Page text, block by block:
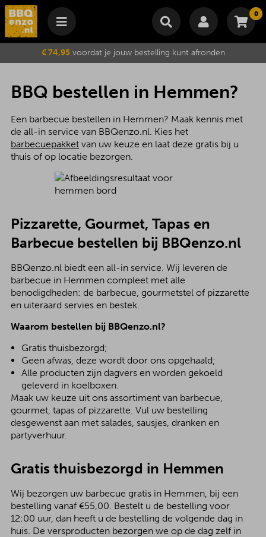
0
Winkelmand
Je winkelwagen is momenteel leeg.
Subtotaal €
Wijzig winkelmand
€ 74,95voordat je jouw bestelling kunt afronden
BBQ bestellen in Hemmen?
Een barbecue bestellen in Hemmen? Maak kennis met
de all-in service van BBQenzo.nl. Kies het
barbecuepakketvan uw keuze en laat deze gratis bij u
thuis of op locatie bezorgen.
Pizzarette, Gourmet, Tapas en
Barbecue bestellen bij BBQenzo.nl
BBQenzo.nl biedt een all-in service. Wij leveren de
barbecue in Hemmen compleet met alle
benodigdheden: de barbecue, gourmetstel of pizzarette
en uiteraard servies en bestek.
Waarom bestellen bij BBQenzo.nl?
Gratis thuisbezorgd;
Geen afwas, deze wordt door ons opgehaald;
Alle producten zijn dagvers en worden gekoeld
geleverd in koelboxen.
Maak uw keuze uit ons assortiment van barbecue,
gourmet, tapas of pizzarette. Vul uw bestelling
desgewenst aan met salades, sausjes, dranken en
partyverhuur.
Gratis thuisbezorgd in Hemmen
Wij bezorgen uw barbecue gratis in Hemmen, bij een
bestelling vanaf €55,00. Bestelt u de bestelling voor
12:00 uur, dan heeft u de bestelling de volgende dag in
huis. De versproducten bezorgen we op de dag zelf in